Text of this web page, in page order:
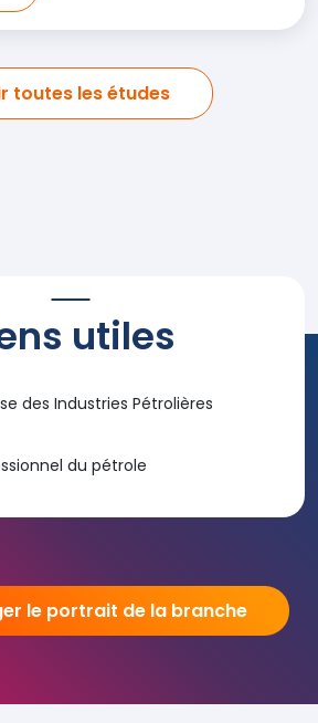
toutes les études
utiles
des Industries Pétrolières
du pétrole
le portrait de la branche